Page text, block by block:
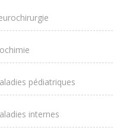
pédiatriques
internes